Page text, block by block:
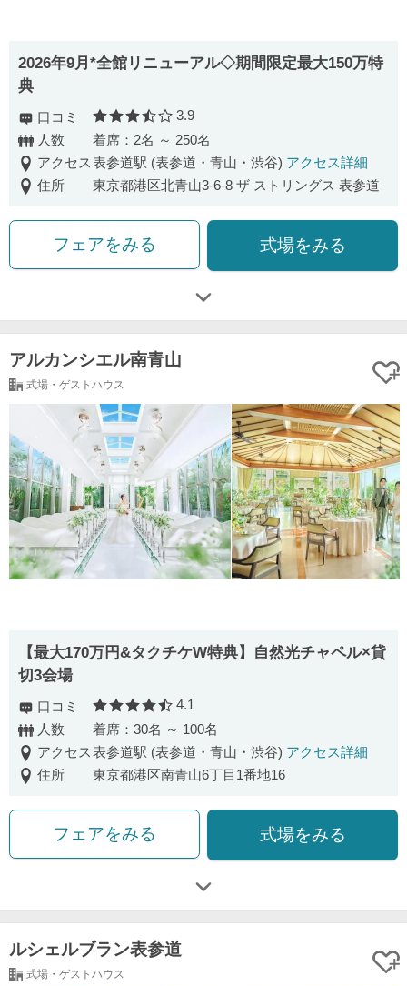
2026年9月*全館リニューアル◇期間限定最大150万特
典
口コミ 口コミ評価
3.9
人数
着席：2名 ～ 250名
アクセス表参道駅 (表参道・青山・渋谷) アクセス詳細
住所
東京都港区北青山3-6-8 ザ ストリングス 表参道
フェアをみる 式場をみる
アルカンシエル南青山
式場・ゲストハウス
【最大170万円&タクチケW特典】自然光チャペル×貸
切3会場
口コミ 口コミ評価
4.1
人数
着席：30名 ～ 100名
アクセス表参道駅 (表参道・青山・渋谷) アクセス詳細
住所
東京都港区南青山6丁目1番地16
フェアをみる 式場をみる
ルシェルブラン表参道
式場・ゲストハウス